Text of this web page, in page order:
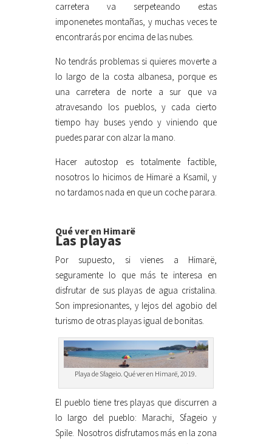
carretera va serpeteando estas
imponenetes montañas, y muchas veces te
encontrarás por encima de las nubes.
No tendrás problemas si quieres moverte a
lo largo de la costa albanesa, porque es
una carretera de norte a sur que va
atravesando los pueblos, y cada cierto
tiempo hay buses yendo y viniendo que
puedes parar con alzar la mano.
Hacer autostop es totalmente factible,
nosotros lo hicimos de Himarë a Ksamil, y
no tardamos nada en que un coche parara.
Qué ver en Himarë
Las playas
Por supuesto, si vienes a Himarë,
seguramente lo que más te interesa en
disfrutar de sus playas de agua cristalina.
Son impresionantes, y lejos del agobio del
turismo de otras playas igual de bonitas.
Playa de Sfageio. Qué ver en Himarë, 2019.
El pueblo tiene tres playas que discurren a
lo largo del pueblo: Marachi, Sfageio y
Spile. Nosotros disfrutamos más en la zona